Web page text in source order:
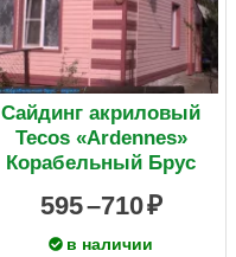
Сайдинг акриловый
Tecos «Ardennes»
Корабельный Брус
595 –710
в наличии